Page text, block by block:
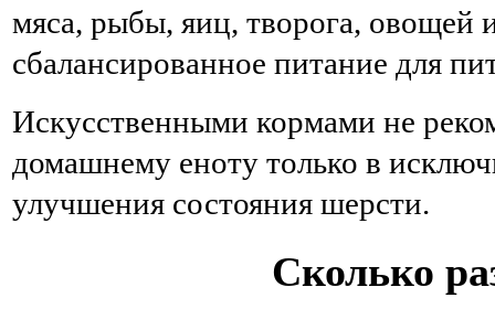
мяса, рыбы, яиц, творога, овощей
сбалансированное питание для
Искусственными кормами не
домашнему еноту только в
улучшения состояния шерсти.
Сколько